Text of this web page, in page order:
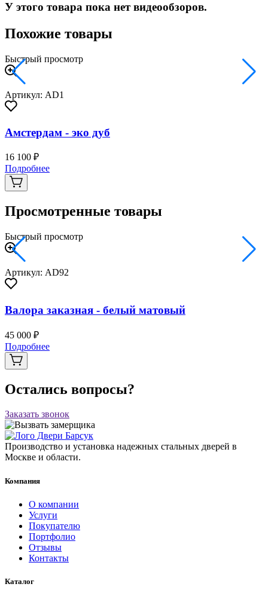
У этого товара пока нет видеообзоров.
Похожие товары
Быстрый просмотр
Артикул: AD1
Амстердам - эко дуб
16 100 ₽
Подробнее
Просмотренные товары
Быстрый просмотр
Артикул: AD92
Валора заказная - белый матовый
45 000 ₽
Подробнее
Остались вопросы?
Заказать звонок
Производство и установка надежных стальных дверей в
Москве и области.
Компания
О компании
Услуги
Покупателю
Портфолио
Отзывы
Контакты
Каталог